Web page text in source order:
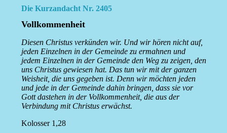
Die Kurzandacht Nr. 2405
Vollkommenheit
Diesen Christus verkünden wir. Und wir hören nicht auf,
jeden Einzelnen in der Gemeinde zu ermahnen und
jedem Einzelnen in der Gemeinde den Weg zu zeigen, den
uns Christus gewiesen hat. Das tun wir mit der ganzen
Weisheit, die uns gegeben ist. Denn wir möchten jeden
und jede in der Gemeinde dahin bringen, dass sie vor
Gott dastehen in der Vollkommenheit, die aus der
Verbindung mit Christus erwächst.
Kolosser 1,28